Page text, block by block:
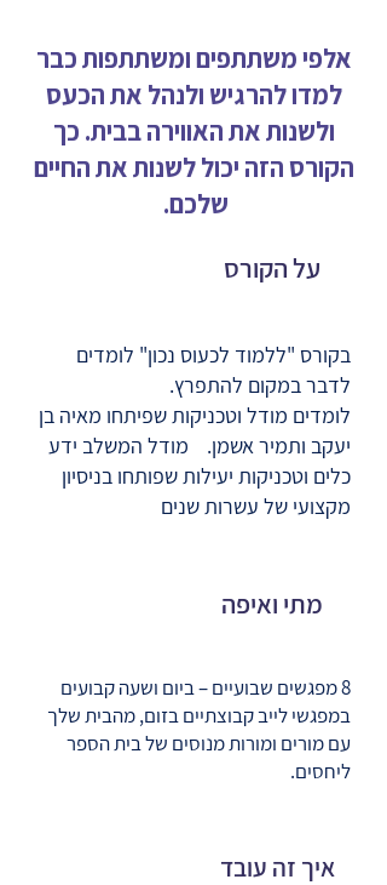
אלפי משתתפים ומשתתפות כבר
למדו להרגיש ולנהל את הכעס
ולשנות את האווירה בבית. כך
הקורס הזה יכול לשנות את החיים
שלכם.
בקורס "ללמוד לכעוס נכון" לומדים
לדבר במקום להתפרץ.
לומדים מודל וטכניקות שפיתחו מאיה בן
יעקב ותמיר אשמן. מודל המשלב ידע
כלים וטכניקות יעילות שפותחו בניסיון
מקצועי של עשרות שנים
על הקורס
8 מפגשים שבועיים – ביום ושעה קבועים
במפגשי לייב קבוצתיים בזום, מהבית שלך
עם מורים ומורות מנוסים של בית הספר
ליחסים.
מתי ואיפה
איך זה עובד